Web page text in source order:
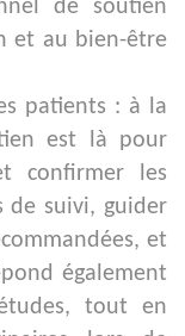
de soutien
et au bien-être
patients : à la
est là pour
confirmer les
de suivi, guider
et
également
tout en